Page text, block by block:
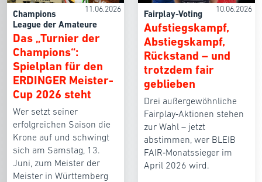
11.06.2026
Champions
League der Amateure
Das „Turnier der
Champions“:
Spielplan für den
ERDINGER Meister-
Cup 2026 steht
Wer setzt seiner
erfolgreichen Saison die
Krone auf und schwingt
sich am Samstag, 13.
Juni, zum Meister der
Meister in Württemberg
10.06.2026
Fairplay-Voting
Aufstiegskampf,
Abstiegskampf,
Rückstand – und
trotzdem fair
geblieben
Drei außergewöhnliche
Fairplay‑Aktionen stehen
zur Wahl – jetzt
abstimmen, wer BLEIB
FAIR‑Monatssieger im
April 2026 wird.